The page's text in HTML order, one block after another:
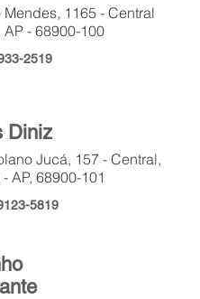
1165 - Central
AP - 68900-100
2519
Diniz
Jucá, 157 - Central,
AP, 68900-101
5819